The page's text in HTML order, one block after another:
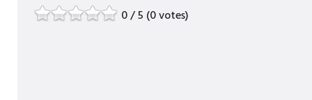
0 / 5 (0 votes)